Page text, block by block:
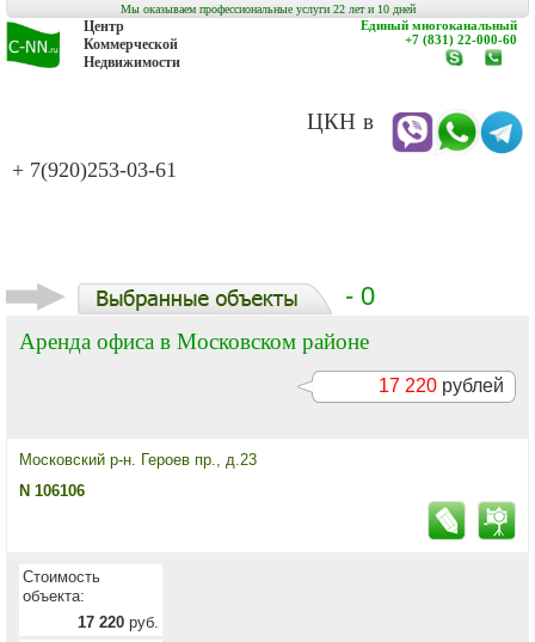
Мы оказываем профессиональные услуги 22 лет и 10 дней
Центр
Коммерческой
Недвижимости
ЦКН в
+ 7(920)253-03-61
Единый многоканальный
+7 (831) 22-000-60
www.c-
- 0
Аренда офиса в Московском районе
17 220 рублей
Московский р-н. Героев пр., д.23
N 106106
Стоимость
объекта:
17 220 руб.